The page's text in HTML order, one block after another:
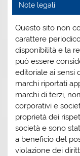
Note legali
Questo sito non
carattere
disponibilità e la
può essere
editoriale ai sensi
marchi riportati
marchi di terzi,
corporativi e
proprietà dei
società e sono
a beneficio del
violazione dei